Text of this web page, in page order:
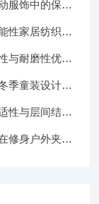
服饰中的保暖
性家居纺织品
与耐磨性优化
季童装设计中
性与层间结合
修身户外夹克